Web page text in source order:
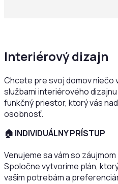
Interiérový dizajn
Chcete pre svoj domov niečo
službami interiérového
funkčný priestor, ktorý vás
osobnosť.
🏠 INDIVIDUÁLNY PRÍSTUP
Venujeme sa vám so
Spoločne vytvoríme plán,
vašim potrebám a